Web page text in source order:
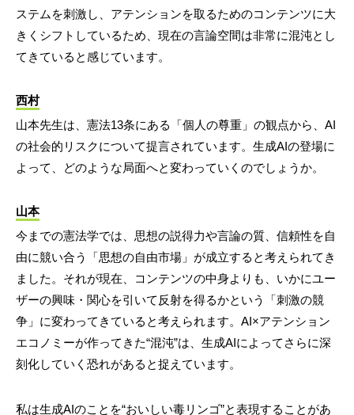
ステムを刺激し、アテンションを取るためのコンテンツに大
きくシフトしているため、現在の言論空間は非常に混沌とし
てきていると感じています。
西村
山本先生は、憲法13条にある「個人の尊重」の観点から、AI
の社会的リスクについて提言されています。生成AIの登場に
よって、どのような局面へと変わっていくのでしょうか。
山本
今までの憲法学では、思想の説得力や言論の質、信頼性を自
由に競い合う「思想の自由市場」が成立すると考えられてき
ました。それが現在、コンテンツの中身よりも、いかにユー
ザーの興味・関心を引いて反射を得るかという「刺激の競
争」に変わってきていると考えられます。AI×アテンション
エコノミーが作ってきた“混沌”は、生成AIによってさらに深
刻化していく恐れがあると捉えています。
私は生成AIのことを“おいしい毒リンゴ”と表現することがあ